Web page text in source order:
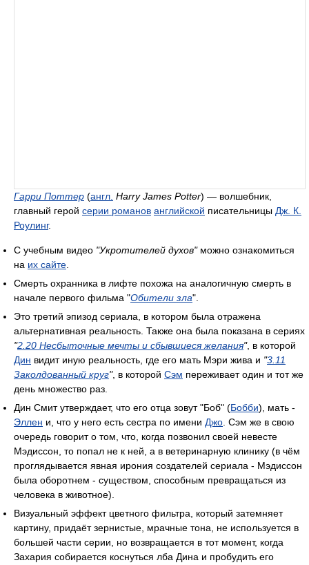
Гарри Поттер (англ. Harry James Potter) — волшебник,
главный герой серии романов английской писательницы Дж. К.
Роулинг.
С учебным видео "Укротителей духов"можно ознакомиться
на их сайте
Смерть охранника в лифте похожа на аналогичную смерть в
начале первого фильма "Обители зла".
Это третий эпизод сериала, в котором была отражена
альтернативная реальность. Также она была показана в сериях
"2.20 Несбыточные мечты и сбывшиеся желания", в которой
Дин видит иную реальность, где его мать Мэри жива и "3.11
Заколдованный круг", в которой Сэм переживает один и тот же
день множество раз.
Дин Смит утверждает, что его отца зовут "Боб" (Бобби), мать -
Эллен и, что у него есть сестра по имени Джо . Сэм же в свою
очередь говорит о том, что, когда позвонил своей невесте
Мэдиссон, то попал не к ней, а в ветеринарную клинику (в чём
проглядывается явная ирония создателей сериала - Мэдиссон
была оборотнем - существом, способным превращаться из
человека в животное).
Визуальный эффект цветного фильтра, который затемняет
картину, придаёт зернистые, мрачные тона, не используется в
большей части серии, но возвращается в тот момент, когда
Захария собирается коснуться лба Дина и пробудить его